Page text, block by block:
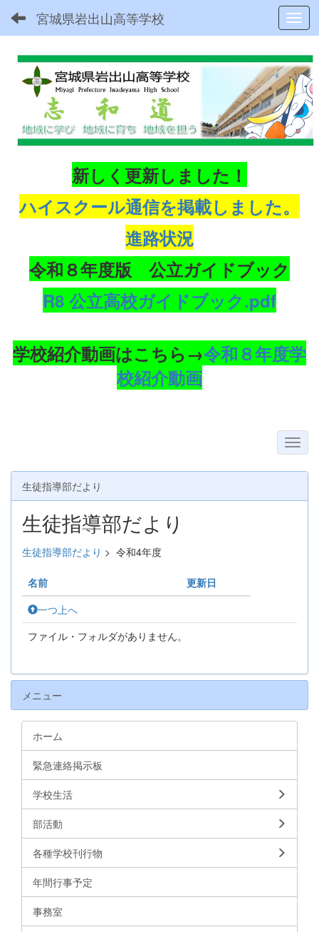
宮城県岩出山高等学校
新しく更新しました！
ハイスクール通信を掲載しました。
進路状況
令和８年度版 公立ガイドブック
R8 公立高校ガイドブック.pdf
学校紹介動画はこちら→令和８年度学
校紹介動画
生徒指導部だより
生徒指導部だより
生徒指導部だより > 令和4年度
名前
更新日
一つ上へ
ファイル・フォルダがありません。
メニュー
ホーム
緊急連絡掲示板
学校生活
部活動
各種学校刊行物
年間行事予定
事務室